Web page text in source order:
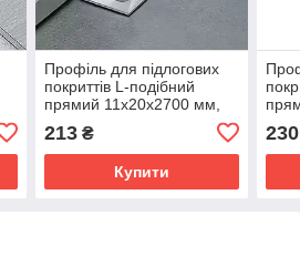
Профіль для підлогових
покриттів L-подібний
прямий 11х20х2700 мм,
213₴
Купити
230